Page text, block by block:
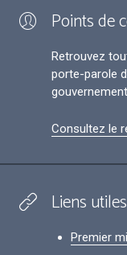
Points de
Retrouvez
porte-parole
Consultez le
Liens utiles
Premier